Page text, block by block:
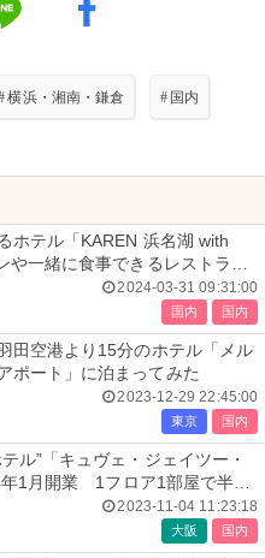
横浜・湘南・鎌倉 # 国内
ホテル「KAREN 浜名湖 with
や一緒に食事できるレストラン
2024-03-31 09:31:00
国内 国内
田空港より15分のホテル「メル
ポート」に泊まってみた
2023-12-29 22:45:00
東京 国内
ル”「キュヴェ・ジェイツー・
1月開業 1フロア1部屋で半露
2023-11-04 11:23:18
大阪 国内